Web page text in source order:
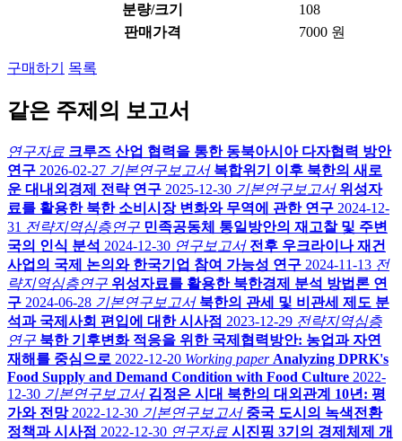
분량/크기
108
판매가격
7000 원
구매하기 목록
같은 주제의 보고서
연구자료 크루즈 산업 협력을 통한 동북아시아 다자협력 방안
연구 2026-02-27 기본연구보고서 복합위기 이후 북한의 새로
운 대내외경제 전략 연구 2025-12-30 기본연구보고서 위성자
료를 활용한 북한 소비시장 변화와 무역에 관한 연구 2024-12-
31 전략지역심층연구 민족공동체 통일방안의 재고찰 및 주변
국의 인식 분석 2024-12-30 연구보고서 전후 우크라이나 재건
사업의 국제 논의와 한국기업 참여 가능성 연구 2024-11-13 전
략지역심층연구 위성자료를 활용한 북한경제 분석 방법론 연
구 2024-06-28 기본연구보고서 북한의 관세 및 비관세 제도 분
석과 국제사회 편입에 대한 시사점 2023-12-29 전략지역심층
연구 북한 기후변화 적응을 위한 국제협력방안: 농업과 자연
재해를 중심으로 2022-12-20 Working paper Analyzing DPRK's
Food Supply and Demand Condition with Food Culture 2022-
12-30 기본연구보고서 김정은 시대 북한의 대외관계 10년: 평
가와 전망 2022-12-30 기본연구보고서 중국 도시의 녹색전환
정책과 시사점 2022-12-30 연구자료 시진핑 3기의 경제체제 개